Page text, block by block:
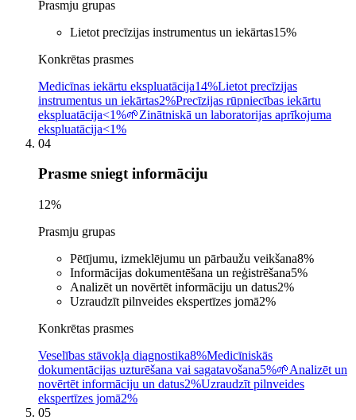
Prasmju grupas
Lietot precīzijas instrumentus un iekārtas15%
Konkrētas prasmes
Medicīnas iekārtu ekspluatācija14%Lietot precīzijas
instrumentus un iekārtas2%Precīzijas rūpniecības iekārtu
ekspluatācija<1%🌱Zinātniskā un laboratorijas aprīkojuma
ekspluatācija<1%
04
Prasme sniegt informāciju
12%
Prasmju grupas
Pētījumu, izmeklējumu un pārbaužu veikšana8%
Informācijas dokumentēšana un reģistrēšana5%
Analizēt un novērtēt informāciju un datus2%
Uzraudzīt pilnveides ekspertīzes jomā2%
Konkrētas prasmes
Veselības stāvokļa diagnostika8%Medicīniskās
dokumentācijas uzturēšana vai sagatavošana5%🌱Analizēt un
novērtēt informāciju un datus2%Uzraudzīt pilnveides
ekspertīzes jomā2%
05